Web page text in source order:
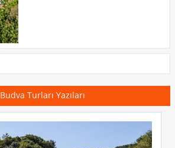
Budva Turları Yazıları